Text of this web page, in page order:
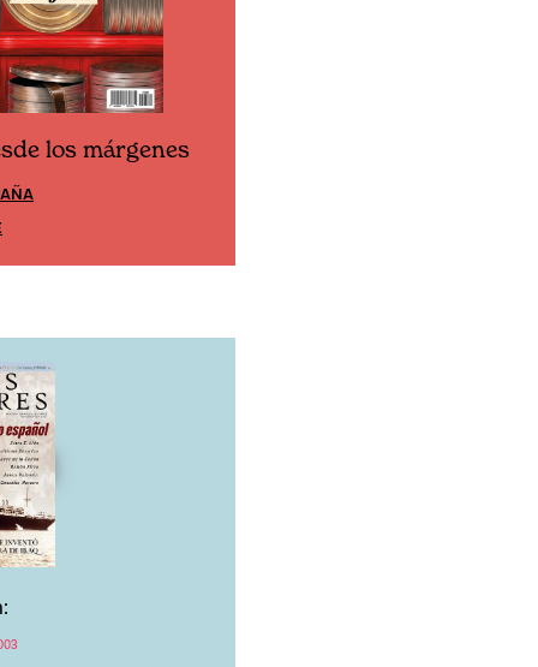
los márgenes